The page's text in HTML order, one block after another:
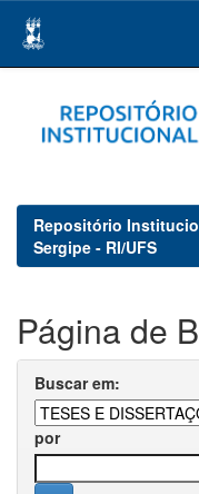
navigation
Repositório
Sergipe - RI/UFS
Página de
Buscar em:
por